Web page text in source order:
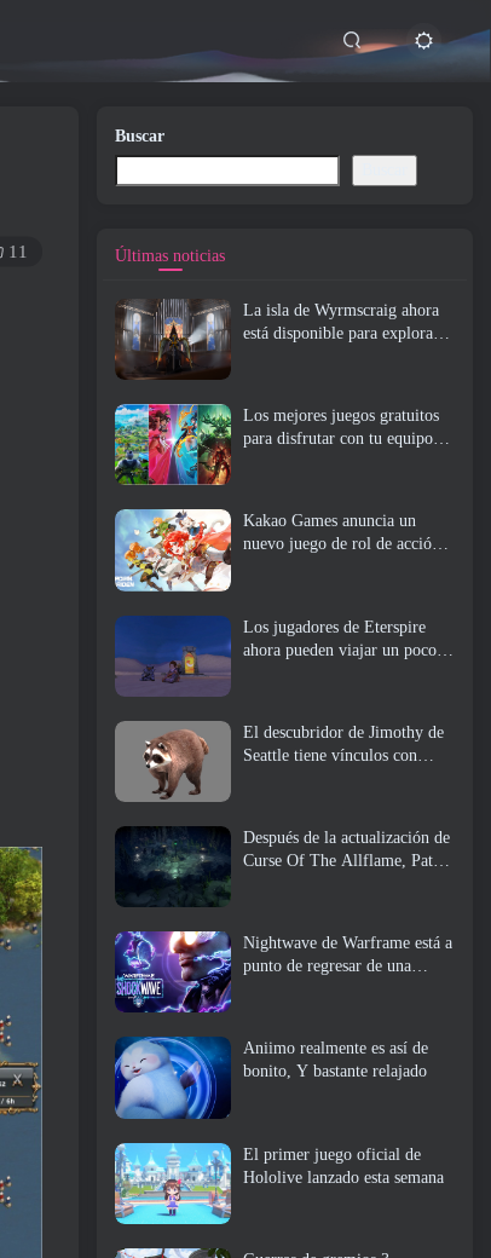
11
Buscar
Últimas noticias
La isla de Wyrmscraig ahora
está disponible para explorar
Los mejores juegos gratuitos
para disfrutar con tu equipo
Kakao Games anuncia un
nuevo juego de rol de acción,
Los jugadores de Eterspire
ahora pueden viajar un poco
El descubridor de Jimothy de
Seattle tiene vínculos con
Después de la actualización de
Curse Of The Allflame, Path
Nightwave de Warframe está a
punto de regresar de una
Aniimo realmente es así de
bonito, Y bastante relajado
El primer juego oficial de
Hololive lanzado esta semana